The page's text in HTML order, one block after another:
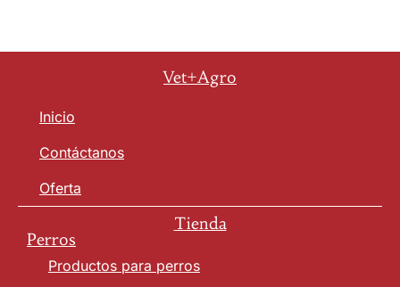
Vet+Agro
Inicio
Contáctanos
Oferta
Tienda
Perros
Productos para perros